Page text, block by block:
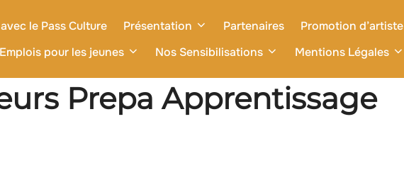
le Pass Culture Présentation Partenaires Promotion d’artiste
pour les jeunes
Nos Sensibilisations Mentions Légales
Prepa Apprentissage